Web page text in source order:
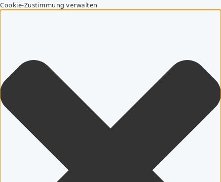
Cookie-Zustimmung verwalten